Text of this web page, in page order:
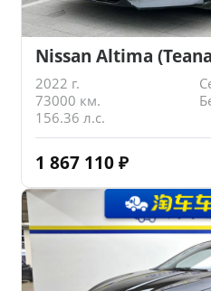
Nissan Altima
2022 г.
73000 км.
156.36 л.с.
1 867 110 ₽